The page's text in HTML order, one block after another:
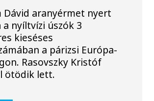
Dávid aranyérmet nyert
nyíltvízi úszók 3
kieséses
a párizsi Európa-
Rasovszky Kristóf
ötödik lett.